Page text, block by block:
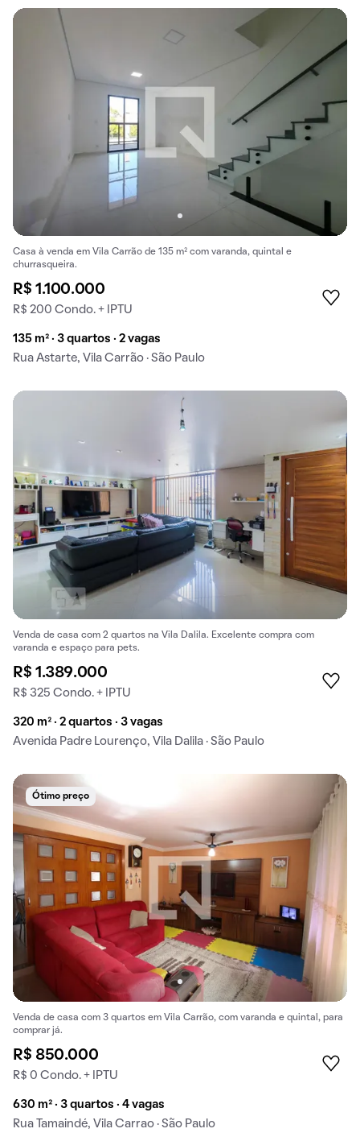
Casa à venda em Vila Carrão de 135 m² com varanda, quintal e
churrasqueira.
R$ 1.100.000
R$ 200 Condo. + IPTU
135 m² · 3 quartos · 2 vagas
Rua Astarte, Vila Carrão · São Paulo
Venda de casa com 2 quartos na Vila Dalila. Excelente compra com
varanda e espaço para pets.
R$ 1.389.000
R$ 325 Condo. + IPTU
320 m² · 2 quartos · 3 vagas
Avenida Padre Lourenço, Vila Dalila · São Paulo
Ótimo preço
Venda de casa com 3 quartos em Vila Carrão, com varanda e quintal, para
comprar já.
R$ 850.000
R$ 0 Condo. + IPTU
630 m² · 3 quartos · 4 vagas
Rua Tamaindé, Vila Carrao · São Paulo